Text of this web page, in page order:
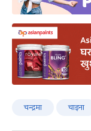
चन्द्रमा चाइना